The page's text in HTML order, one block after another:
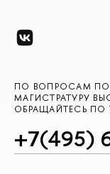
ПО ВОПРОСАМ
МАГИСТРАТУРУ
ОБРАЩАЙТЕСЬ ПО
+7(495)